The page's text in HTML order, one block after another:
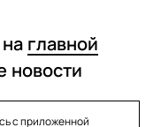
на главной
новости
с приложенной